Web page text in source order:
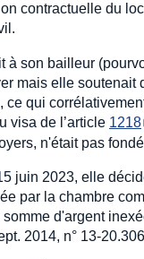
contractuelle du
à son bailleur
mais elle
qui
visa de l’article 1218
n'était pas
juin 2023, elle
par la chambre
d'argent
2014, n° 13-